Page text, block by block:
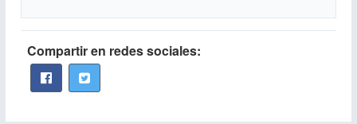
Compartir en redes sociales: